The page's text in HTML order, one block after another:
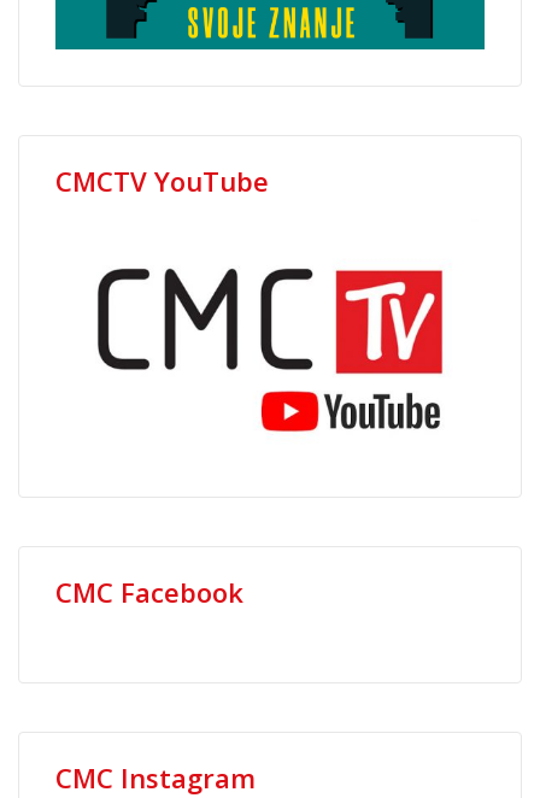
CMCTV YouTube
CMC Facebook
CMC Instagram